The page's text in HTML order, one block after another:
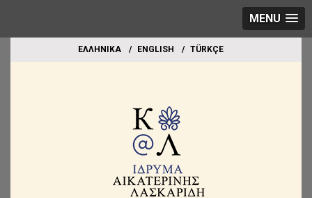
MENU
EΛΛΗΝΙΚΑ ΕΝGLISH TÜRKÇE